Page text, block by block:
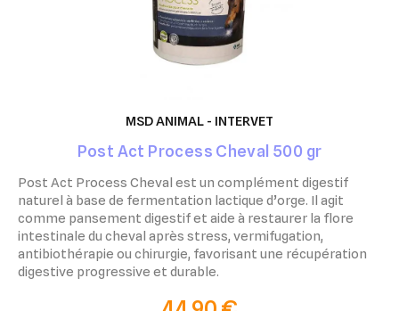
MSD ANIMAL - INTERVET
Post Act Process Cheval 500 gr
Post Act Process Cheval est un complément digestif
naturel à base de fermentation lactique d’orge. Il agit
comme pansement digestif et aide à restaurer la flore
intestinale du cheval après stress, vermifugation,
antibiothérapie ou chirurgie, favorisant une récupération
digestive progressive et durable.